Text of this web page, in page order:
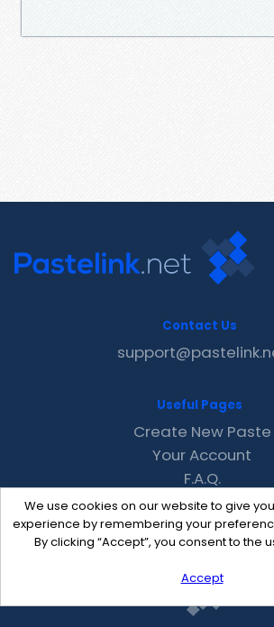
We use cookies on our website to give
experience by remembering your
By clicking “Accept”, you consent to the
Accept
Contact Us
Useful Pages
Create New Paste
Your Account
F.A.Q.
Recent
Contact